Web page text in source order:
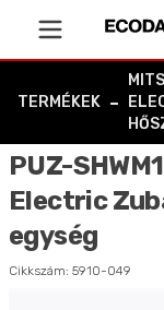
Vissza a
TERMÉKEK -
PUZ-
Electric
egység
Cikkszám: 5910-049